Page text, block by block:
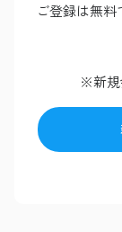
ご登録は無料
※新規